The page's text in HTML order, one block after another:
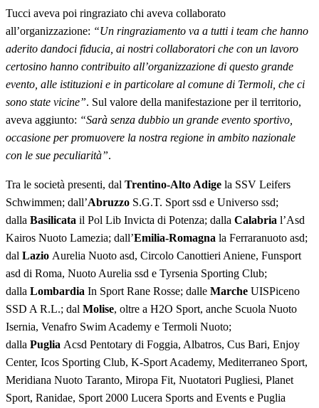
Tucci aveva poi ringraziato chi aveva collaborato
all’organizzazione: “Un ringraziamento va a tutti i team che hanno
aderito dandoci fiducia, ai nostri collaboratori che con un lavoro
certosino hanno contribuito all’organizzazione di questo grande
evento, alle istituzioni e in particolare al comune di Termoli, che ci
sono state vicine”. Sul valore della manifestazione per il territorio,
aveva aggiunto: “Sarà senza dubbio un grande evento sportivo,
occasione per promuovere la nostra regione in ambito nazionale
con le sue peculiarità”.
Tra le società presenti, dal Trentino-Alto Adige la SSV Leifers
Schwimmen; dall’Abruzzo S.G.T. Sport ssd e Universo ssd;
dalla Basilicata il Pol Lib Invicta di Potenza; dalla Calabria l’Asd
Kairos Nuoto Lamezia; dall’Emilia-Romagna la Ferraranuoto asd;
dal Lazio Aurelia Nuoto asd, Circolo Canottieri Aniene, Funsport
asd di Roma, Nuoto Aurelia ssd e Tyrsenia Sporting Club;
dalla Lombardia In Sport Rane Rosse; dalle Marche UISPiceno
SSD A R.L.; dal Molise, oltre a H2O Sport, anche Scuola Nuoto
Isernia, Venafro Swim Academy e Termoli Nuoto;
dalla Puglia Acsd Pentotary di Foggia, Albatros, Cus Bari, Enjoy
Center, Icos Sporting Club, K-Sport Academy, Mediterraneo Sport,
Meridiana Nuoto Taranto, Miropa Fit, Nuotatori Pugliesi, Planet
Sport, Ranidae, Sport 2000 Lucera Sports and Events e Puglia